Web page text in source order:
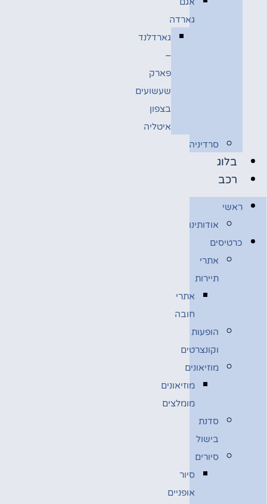
גארדה
גארדלנד
–
פארק
שעשועים
בצפון
איטליה
סרדיניה
בלוג
רכב
ראשי
אודותינו
כרטיסים
אתרי
תיירות
אתרי
חובה
הופעות
וקונצרטים
מוזיאונים
מוזיאונים
מומלצים
סדנת
בישול
סיורים
סיור
אופניים